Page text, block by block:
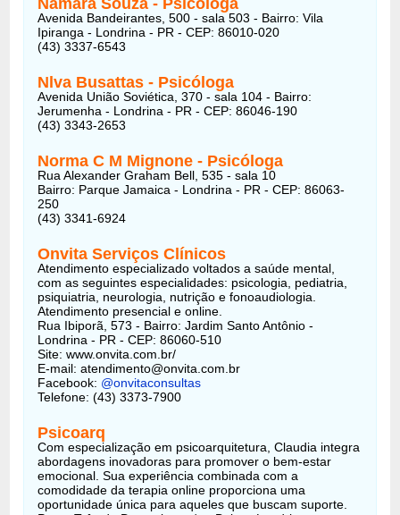
Avenida Bandeirantes, 500 - sala 503 - Bairro: Vila
Ipiranga - Londrina - PR - CEP: 86010-020
(43) 3337-6543
Nlva Busattas - Psicóloga
Avenida União Soviética, 370 - sala 104 - Bairro:
Jerumenha - Londrina - PR - CEP: 86046-190
(43) 3343-2653
Norma C M Mignone - Psicóloga
Rua Alexander Graham Bell, 535 - sala 10
Bairro: Parque Jamaica - Londrina - PR - CEP: 86063-
250
(43) 3341-6924
Onvita Serviços Clínicos
Atendimento especializado voltados a saúde mental,
com as seguintes especialidades: psicologia, pediatria,
psiquiatria, neurologia, nutrição e fonoaudiologia.
Atendimento presencial e online.
Rua Ibiporã, 573 - Bairro: Jardim Santo Antônio -
Londrina - PR - CEP: 86060-510
Site: www.onvita.com.br/
E-mail: atendimento@onvita.com.br
Facebook: @onvitaconsultas
Telefone: (43) 3373-7900
Psicoarq
Com especialização em psicoarquitetura, Claudia integra
abordagens inovadoras para promover o bem-estar
emocional. Sua experiência combinada com a
comodidade da terapia online proporciona uma
oportunidade única para aqueles que buscam suporte.